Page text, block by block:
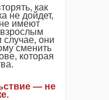
как
не дойдет,
имеют
они
сменить
которая
— не